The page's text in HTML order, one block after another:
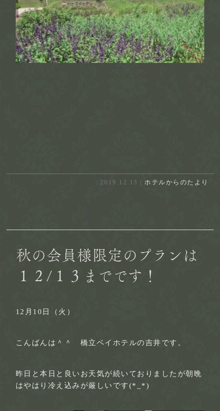
2019.12.13 |ホテルからのたより
秋の会員様限定のプランは
１２/１３までです！
12月10日（火）
こんばんは＾＾ 橋立ベイホテルの吉井です。
昨日と本日と良いお天気が続いておりましたが朝晩
はやはり冷え込みが厳しいです(*_*)